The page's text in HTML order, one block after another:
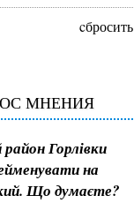
cбросить
МНЕНИЯ
район Горлівки
на
Що думаєте?